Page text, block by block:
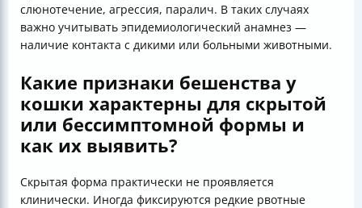
слюнотечение, агрессия, паралич. В таких случаях
важно учитывать эпидемиологический анамнез —
наличие контакта с дикими или больными животными.
Какие признаки бешенства у
кошки характерны для скрытой
или бессимптомной формы и
как их выявить?
Скрытая форма практически не проявляется
клинически. Иногда фиксируются редкие рвотные